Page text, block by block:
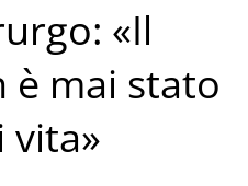
«Il
è mai stato
vita»